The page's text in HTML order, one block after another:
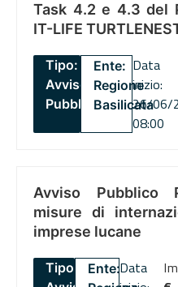
Task 4.2 e 4.3 del
IT-LIFE
Tipo:
Avviso
Pubblico
Ente:
Regione
Basilicata
Data
inizio:
26/06/
08:00
Avviso Pubblico
misure di
imprese lucane
Tipo:
Ente:Data